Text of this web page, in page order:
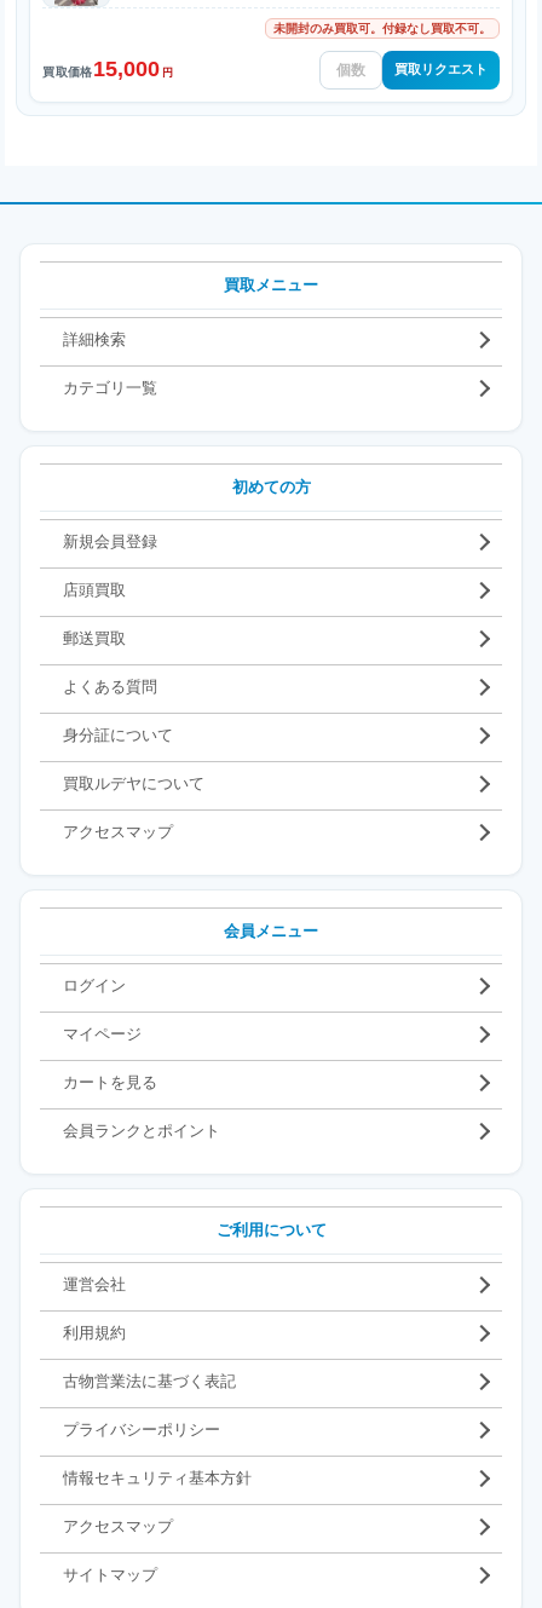
未開封のみ買取可。付録なし買取不可。
買取価格15,000 円 買取リクエスト
買取メニュー
詳細検索
カテゴリ一覧
初めての方
新規会員登録
店頭買取
郵送買取
よくある質問
身分証について
買取ルデヤについて
アクセスマップ
会員メニュー
ログイン
マイページ
カートを見る
会員ランクとポイント
ご利用について
運営会社
利用規約
古物営業法に基づく表記
プライバシーポリシー
情報セキュリティ基本方針
アクセスマップ
サイトマップ